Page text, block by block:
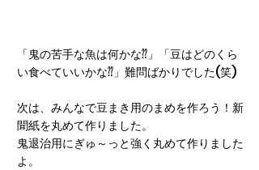
「鬼の苦手な魚は何かな⁇」「豆はどのくら
い食べていいかな⁇」難問ばかりでした(笑)
次は、みんなで豆まき用のまめを作ろう！新
聞紙を丸めて作りました。
鬼退治用にぎゅ～っと強く丸めて作りました
よ。